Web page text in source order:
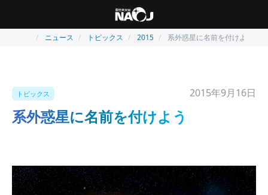
ニュース トピックス 2015 系外惑星に名前を付けよう
トピックス 2015年9月16日
系外惑星に名前を付けよう